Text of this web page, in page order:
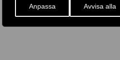
Anpassa Avvisa alla